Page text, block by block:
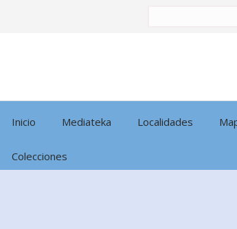
Inicio Mediateka Localidades
Colecciones